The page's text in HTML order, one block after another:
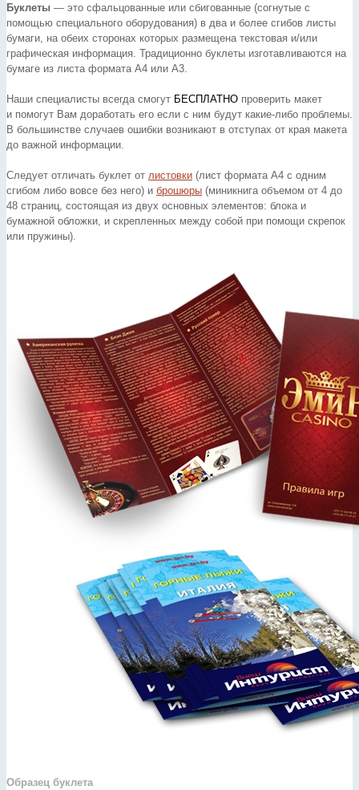
Буклеты — это сфальцованные или сбигованные (согнутые с
помощью специального оборудования) в два и более сгибов листы
бумаги, на обеих сторонах которых размещена текстовая и/или
графическая информация. Традиционно буклеты изготавливаются на
бумаге из листа формата А4 или А3.
Наши специалисты всегда смогут БЕСПЛАТНО проверить макет
и помогут Вам доработать его если с ним будут какие-либо проблемы.
В большинстве случаев ошибки возникают в отступах от края макета
до важной информации.
Следует отличать буклет от листовки (лист формата А4 с одним
сгибом либо вовсе без него) и брошюры (миникнига объемом от 4 до
48 страниц, состоящая из двух основных элементов: блока и
бумажной обложки, и скрепленных между собой при помощи скрепок
или пружины).
Образец буклета